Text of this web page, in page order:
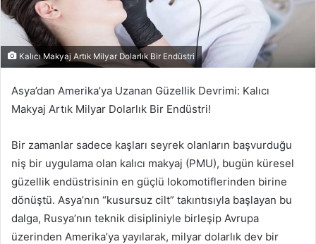
Kalıcı Makyaj Artık Milyar Dolarlık Bir Endüstri
Asya’dan Amerika’ya Uzanan Güzellik Devrimi: Kalıcı
Makyaj Artık Milyar Dolarlık Bir Endüstri!
Bir zamanlar sadece kaşları seyrek olanların başvurduğu
niş bir uygulama olan kalıcı makyaj (PMU), bugün küresel
güzellik endüstrisinin en güçlü lokomotiflerinden birine
dönüştü. Asya’nın “kusursuz cilt” takıntısıyla başlayan bu
dalga, Rusya’nın teknik disipliniyle birleşip Avrupa
üzerinden Amerika’ya yayılarak, milyar dolarlık dev bir